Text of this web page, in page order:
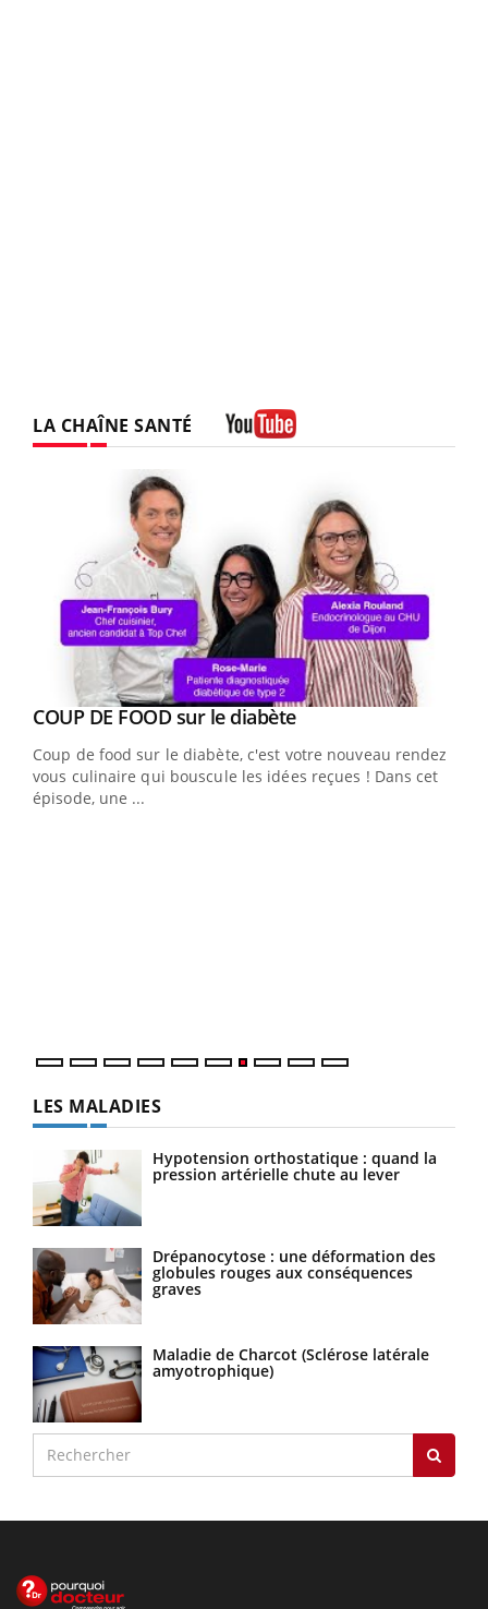
LA CHAÎNE SANTÉ
Youtube
COUP DE FOOD sur le diabèteYoutube
Coup de food sur le diabète, c'est votre nouveau rendez-
vous culinaire qui bouscule les idées reçues ! Dans cet
épisode, une ...
LES MALADIES
Hypotension orthostatique : quand la
pression artérielle chute au lever
Drépanocytose : une déformation des
globules rouges aux conséquences
graves
Maladie de Charcot (Sclérose latérale
amyotrophique)